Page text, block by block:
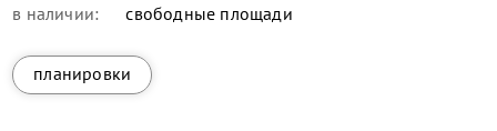
в наличии: свободные площади
планировки